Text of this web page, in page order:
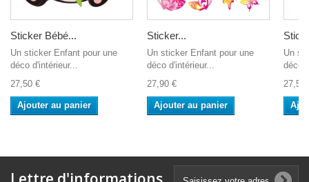
Sticker Bébé...
Un sticker Enfant pour une
déco d'intérieur...
27,50 €
Ajouter au panier
Sticker...
Un sticker Enfant pour une
déco d'intérieur...
27,90 €
Ajouter au panier
Un
déco
27,50